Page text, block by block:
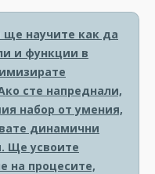
ще научите как да
и функции в
сте напреднали,
набор от умения,
динамични
Ще усвоите
на процесите,